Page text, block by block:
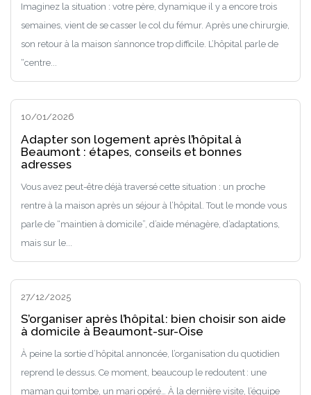
Imaginez la situation : votre père, dynamique il y a encore trois
semaines, vient de se casser le col du fémur. Après une chirurgie,
son retour à la maison s’annonce trop difficile. L’hôpital parle de
“centre...
10/01/2026
Adapter son logement après l’hôpital à
Beaumont : étapes, conseils et bonnes
adresses
Vous avez peut-être déjà traversé cette situation : un proche
rentre à la maison après un séjour à l’hôpital. Tout le monde vous
parle de “maintien à domicile”, d’aide ménagère, d’adaptations,
mais sur le...
27/12/2025
S’organiser après l’hôpital : bien choisir son aide
à domicile à Beaumont-sur-Oise
À peine la sortie d’hôpital annoncée, l’organisation du quotidien
reprend le dessus. Ce moment, beaucoup le redoutent : une
maman qui tombe, un mari opéré… À la dernière visite, l’équipe